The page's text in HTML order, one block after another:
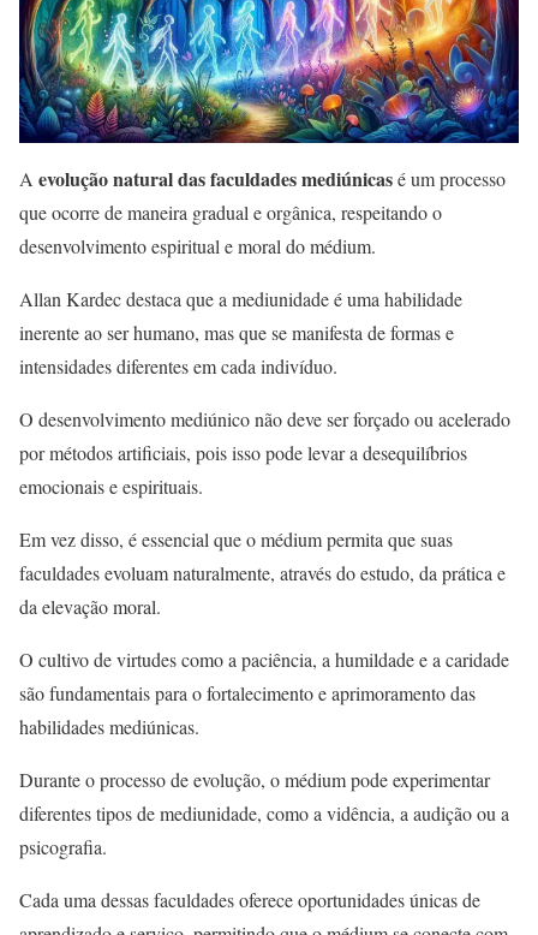
A evolução natural das faculdades mediúnicasé um processo
que ocorre de maneira gradual e orgânica, respeitando o
desenvolvimento espiritual e moral do médium.
Allan Kardec destaca que a mediunidade é uma habilidade
inerente ao ser humano, mas que se manifesta de formas e
intensidades diferentes em cada indivíduo.
O desenvolvimento mediúnico não deve ser forçado ou acelerado
por métodos artificiais, pois isso pode levar a desequilíbrios
emocionais e espirituais.
Em vez disso, é essencial que o médium permita que suas
faculdades evoluam naturalmente, através do estudo, da prática e
da elevação moral.
O cultivo de virtudes como a paciência, a humildade e a caridade
são fundamentais para o fortalecimento e aprimoramento das
habilidades mediúnicas.
Durante o processo de evolução, o médium pode experimentar
diferentes tipos de mediunidade, como a vidência, a audição ou a
psicografia.
Cada uma dessas faculdades oferece oportunidades únicas de